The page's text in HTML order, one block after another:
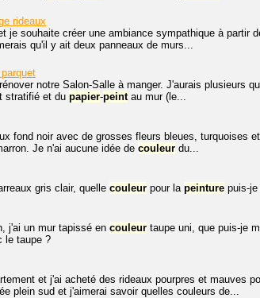
rideaux
je souhaite créer une ambiance sympathique à partir
qu'il y ait deux panneaux de murs...
parquet
notre Salon-Salle à manger. J'aurais plusieurs
stratifié et du papier-peintau mur (le...
fond noir avec de grosses fleurs bleues, turquoises
Je n'ai aucune idée de couleur du...
gris clair, quelle couleur pour la peinture puis-
j'ai un mur tapissé en couleur taupe uni, que puis-je
le taupe ?
et j'ai acheté des rideaux pourpres et mauves
plein sud et j'aimerai savoir quelles couleurs de...